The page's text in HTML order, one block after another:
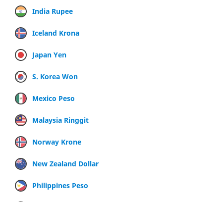
India Rupee
Iceland Krona
Japan Yen
S. Korea Won
Mexico Peso
Malaysia Ringgit
Norway Krone
New Zealand Dollar
Philippines Peso